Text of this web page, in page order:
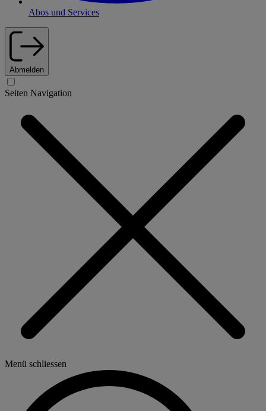
Abos und Services
Abmelden
Seiten Navigation
Menü schliessen